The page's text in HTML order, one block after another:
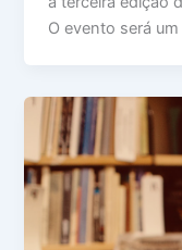
O evento será